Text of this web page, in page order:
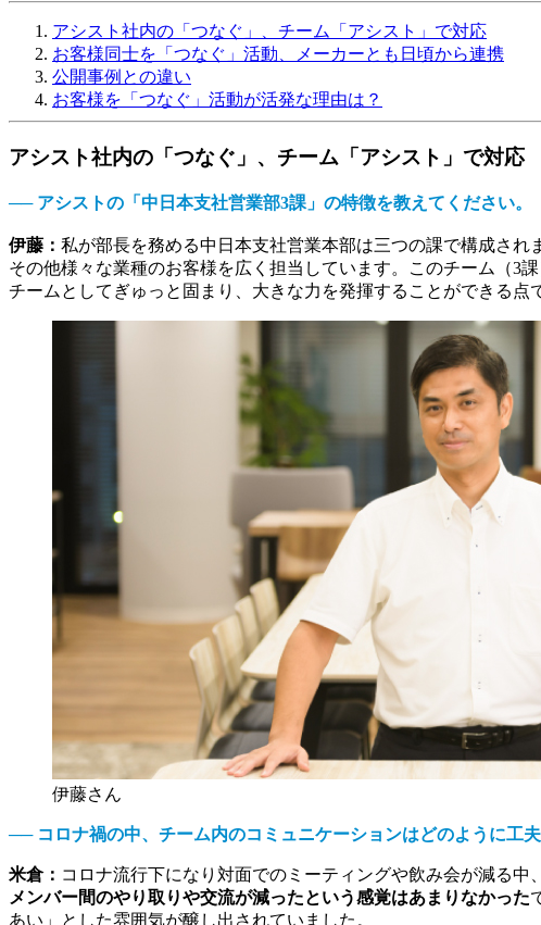
アシスト社内の「つなぐ」、チーム「アシスト」で対応
お客様同士を「つなぐ」活動、メーカーとも日頃から連携
公開事例との違い
お客様を「つなぐ」活動が活発な理由は？
アシスト社内の「つなぐ」、チーム「アシスト」で対応
── アシストの「中日本支社営業部3課」の特徴を教えてください。
伊藤： 私が部長を務める中日本支社営業本部は三つの課で構成さ
その他様々な業種のお客様を広く担当しています。このチーム（
チームとしてぎゅっと固まり、大きな力を発揮することができる点
伊藤さん
── コロナ禍の中、チーム内のコミュニケーションはどのように工夫
米倉： コロナ流行下になり対面でのミーティングや飲み会が減る
メンバー間のやり取りや交流が減ったという感覚はあまりなかった
あい」とした雰囲気が醸し出されていました。